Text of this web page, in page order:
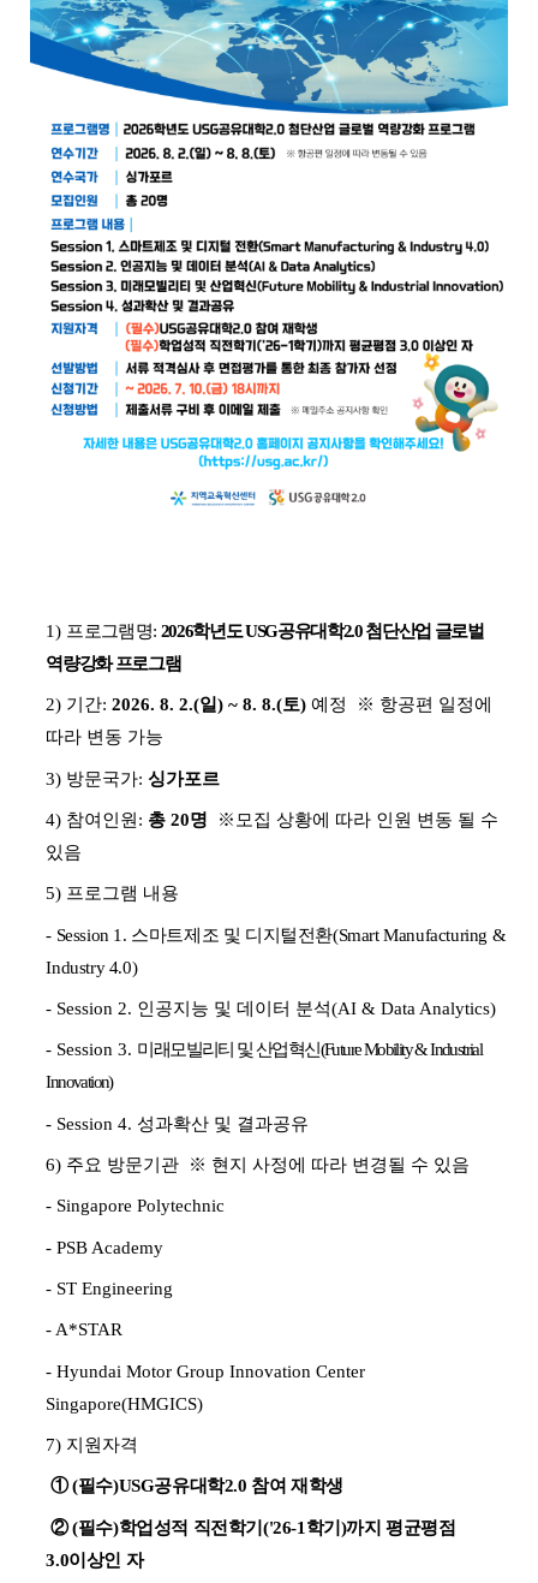
1) 프로그램명: 2026학년도USG공유대학2.0첨단산업 글로벌
역량강화 프로그램
2) 기간:2026. 8. 2.(일) ~ 8. 8.(토) 예정 ※ 항공편 일정에
따라 변동 가능
3) 방문국가:싱가포르
4) 참여인원 : 총20명 ※ 모집 상황에 따라 인원 변동 될 수
있음
5) 프로그램 내용
- Session 1. 스마트제조 및 디지털전환(Smart Manufacturing &
Industry 4.0)
- Session 2. 인공지능 및 데이터 분석(AI & Data Analytics)
- Session 3. 미래모빌리티 및 산업혁신(Future Mobility & Industrial
Innovation)
- Session 4. 성과확산 및 결과공유
6) 주요 방문기관 ※ 현지 사정에 따라 변경될 수 있음
- Singapore Polytechnic
- PSB Academy
- ST Engineering
- A*STAR
- Hyundai Motor Group Innovation Center
Singapore(HMGICS)
7) 지원자격
①(필수)USG공유대학2.0 참여 재학생
②(필수)학업성적 직전학기 ('26-1 학기 )까지 평균평점
3.0이상인 자